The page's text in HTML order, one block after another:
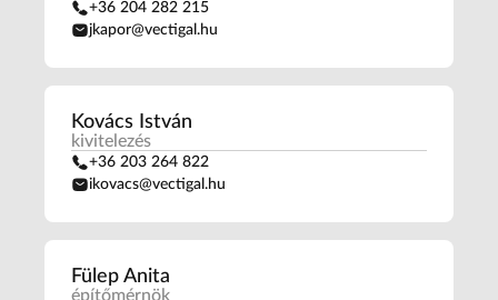
+36 204 282 215
jkapor@vectigal.hu
Kovács István
kivitelezés
+36 203 264 822
ikovacs@vectigal.hu
Fülep Anita
építőmérnök